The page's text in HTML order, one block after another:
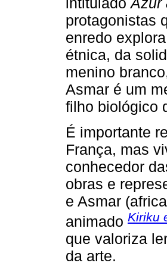
protagonistas
enredo
étnica, da
menino
Asmar é um
filho biológico
É importante
França, mas
conhecedor
obras e
e Asmar
animado Kiriku
que valoriza
da arte.